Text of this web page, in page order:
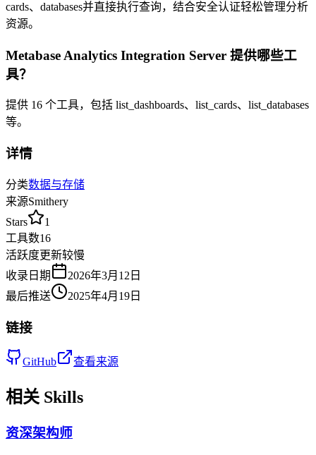
cards、databases并直接执行查询，结合安全认证轻松管理分析
资源。
Metabase Analytics Integration Server 提供哪些工
具？
提供 16 个工具，包括 list_dashboards、list_cards、list_databases
等。
详情
分类数据与存储
来源Smithery
Stars
1
工具数16
活跃度更新较慢
收录日期
2026年3月12日
最后推送
2025年4月19日
链接
GitHub 查看来源
相关 Skills
资深架构师